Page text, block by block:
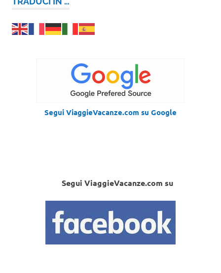
Segui ViaggieVacanze.com su Google
Segui ViaggieVacanze.com su